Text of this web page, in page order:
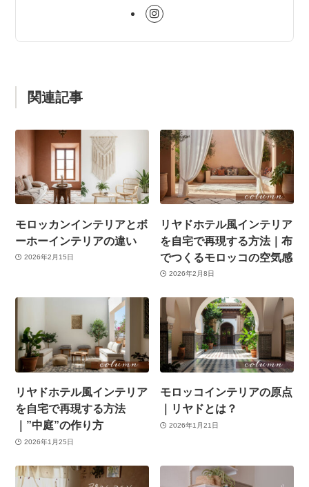
関連記事
モロッカンインテリアとボ
ーホーインテリアの違い
2026年2月15日
リヤドホテル風インテリア
を自宅で再現する方法｜布
でつくるモロッコの空気感
2026年2月8日
リヤドホテル風インテリア
を自宅で再現する方法
｜”中庭”の作り方
2026年1月25日
モロッコインテリアの原点
｜リヤドとは？
2026年1月21日